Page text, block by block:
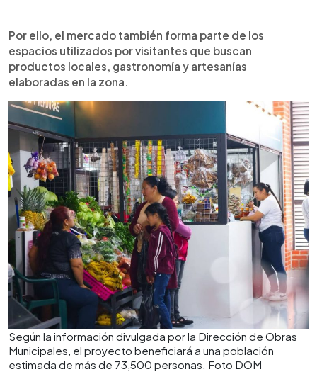
Por ello, el mercado también forma parte de los
espacios utilizados por visitantes que buscan
productos locales, gastronomía y artesanías
elaboradas en la zona.
Según la información divulgada por la Dirección de Obras
Municipales, el proyecto beneficiará a una población
estimada de más de 73,500 personas. Foto DOM